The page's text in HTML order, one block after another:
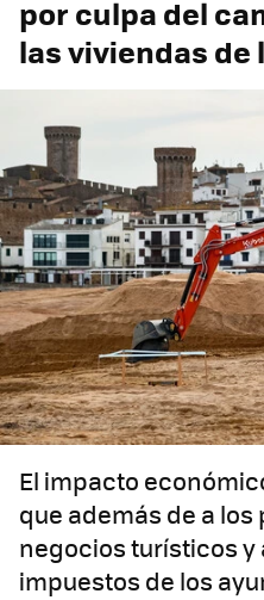
por culpa del
las viviendas de
El impacto
que además de a
negocios turísticos y
impuestos de los